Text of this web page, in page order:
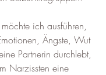
ich ausführen,
Ängste, Wut
Partnerin durchlebt,
Narzissten eine